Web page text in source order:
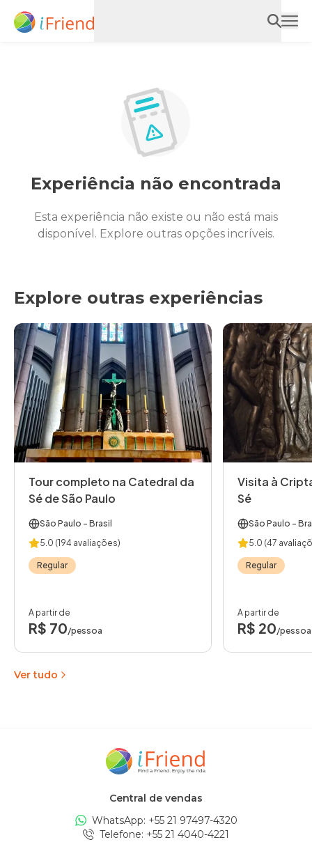
Experiência não encontrada
Esta experiência não existe ou não está mais
disponível. Explore outras opções incríveis.
Explore outras experiências
Tour completo na Catedral da
Sé de São Paulo
São Paulo - Brasil
5.0 (194 avaliações)
Regular
A partir de
R$ 70/pessoa
Visita à
Sé
São Paulo -
5.0 (47
Regular
A partir de
R$ 20/pessoa
Ver tudo
Central de vendas
WhatsApp: +55 21 97497-4320
Telefone: +55 21 4040-4221